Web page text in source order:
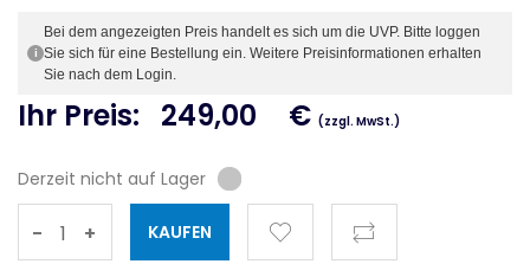
i
Bei dem angezeigten Preis handelt es sich um die UVP. Bitte loggen
Sie sich für eine Bestellung ein. Weitere Preisinformationen erhalten
Sie nach dem Login.
Ihr Preis: 249,00 € (zzgl. MwSt.)
Derzeit nicht auf Lager
- +